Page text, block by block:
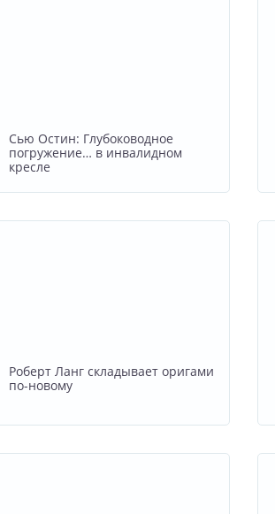
Сью Остин: Глубоководное
погружение… в инвалидном
кресле
Роберт Ланг складывает оригами
по-новому